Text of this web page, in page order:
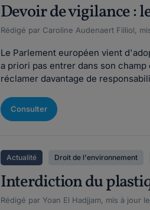
Devoir de vigilance :
Rédigé par Caroline Audenaert Filliol,
Le Parlement européen vient
a priori pas entrer dans son
réclamer davantage de
Consulter
Actualité Droit de l'environnement
Interdiction du
Rédigé par Yoan El Hadjjam, mis à jour